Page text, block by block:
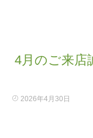
4月のご来店
2026年4月30日